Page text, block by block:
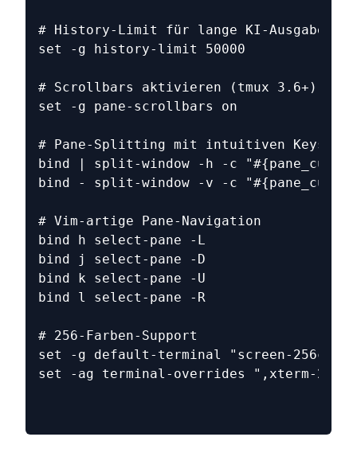
# History-Limit für lange KI-Ausgaben
set -g history-limit 50000
# Scrollbars aktivieren (tmux 3.6+)
set -g pane-scrollbars on
# Pane-Splitting mit intuitiven Keys
bind | split-window -h -c
bind - split-window -v -c
# Vim-artige Pane-Navigation
bind h select-pane -L
bind j select-pane -D
bind k select-pane -U
bind l select-pane -R
# 256-Farben-Support
set -g default-terminal "screen-
set -ag terminal-overrides ",xterm-